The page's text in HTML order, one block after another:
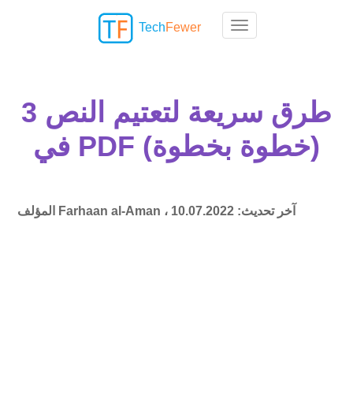
Toggle navigation
TechFewer
3 طرق سريعة لتعتيم النص
في PDF (خطوة بخطوة)
Farhaan al-Aman ، آخر تحديث: 10.07.2022